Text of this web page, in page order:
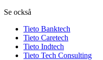
Se också
Tieto Banktech
Tieto Caretech
Tieto Indtech
Tieto Tech Consulting